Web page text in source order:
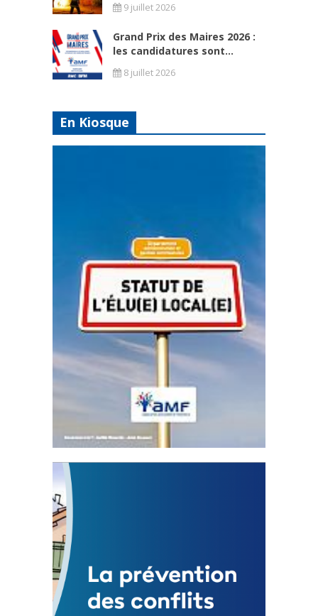
9 juillet 2026
Grand Prix des Maires 2026 :
les candidatures sont...
8 juillet 2026
En Kiosque
Statut de l’élu local
3 avril 2024
Mise à jour avril 2024
FEUILLETER